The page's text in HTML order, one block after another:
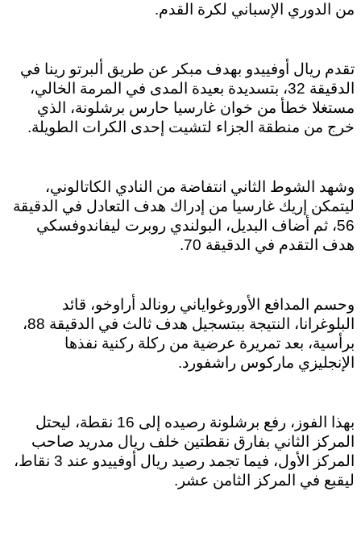
من الدوري الإسباني لكرة القدم.
تقدم ريال أوفييدو بهدف مبكر عن طريق ألبرتو رينا في
الدقيقة 32، بتسديدة بعيدة المدى في المرمة الخالي،
مستغلا خطأ من خوان غارسيا حارس برشلونة، الذي
خرج من منطقة الجزاء لتشيت إحدى الكرات الطويلة.
وشهد الشوط الثاني انتفاضة من النادي الكاتالوني،
ليتمكن إريك غارسيا من إدراك هدف التعادل في الدقيقة
56، ثم أضاف البديل، البولندي روبرت ليفاندوفسكي
هدف التقدم في الدقيقة 70.
وحسم المدافع الأوروغواياني رونالد أراوخو، قائد
البلوغرانا، النتيجة ببتسجيل هدف ثالث في الدقيقة 88،
برأسية، بعد تمريرة عرضية من ركلة ركنية نفذها
الإنجليزي ماركوس راشفورد.
بهذا الفوز، رفع برشلونة رصيده إلى 16 نقطة، ليحتل
المركز الثاني بفارق نقطتين خلف ريال مدريد صاحب
المركز الأول، فيما تجمد رصيد ريال أوفييدو عند 3 نقاط،
ليقبع في المركز الثامن عشر.